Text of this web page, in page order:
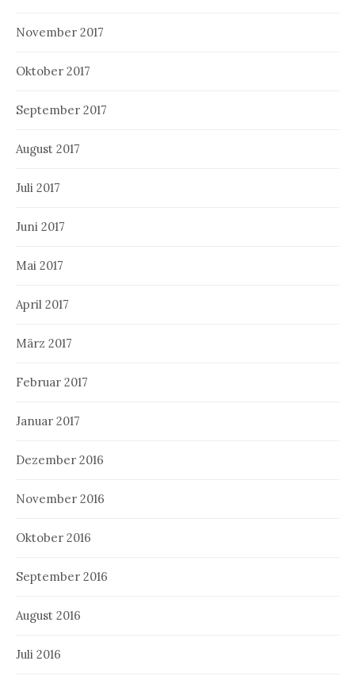
November 2017
Oktober 2017
September 2017
August 2017
Juli 2017
Juni 2017
Mai 2017
April 2017
März 2017
Februar 2017
Januar 2017
Dezember 2016
November 2016
Oktober 2016
September 2016
August 2016
Juli 2016